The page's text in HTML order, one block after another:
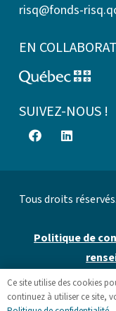
risq@fonds-
EN
SUIVEZ-NOUS !
Tous droits
Politique de
Ce site utilise des cookies
continuez à utiliser ce site,